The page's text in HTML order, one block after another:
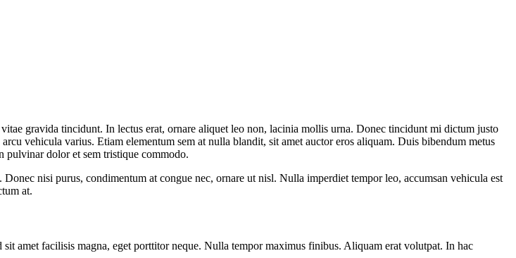
gravida tincidunt. In lectus erat, ornare aliquet leo non, lacinia mollis urna. Donec tincidunt mi dictum justo
vehicula varius. Etiam elementum sem at nulla blandit, sit amet auctor eros aliquam. Duis bibendum metus
dolor et sem tristique commodo.
nisi purus, condimentum at congue nec, ornare ut nisl. Nulla imperdiet tempor leo, accumsan vehicula est
at.
amet facilisis magna, eget porttitor neque. Nulla tempor maximus finibus. Aliquam erat volutpat. In hac